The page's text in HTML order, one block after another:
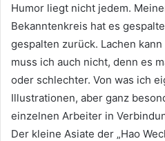
Humor liegt nicht jedem.
Bekanntenkreis hat es
gespalten zurück. Lachen
muss ich auch nicht, denn es
oder schlechter. Von was ich
Illustrationen, aber ganz
einzelnen Arbeiter in
Der kleine Asiate der „Hao